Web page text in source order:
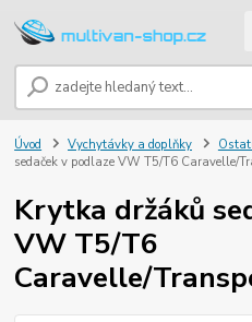
Úvod Vychytávky a doplňky
sedaček v podlaze VW T5/T6 Caravelle/
Krytka držáků
VW T5/T6
Caravelle/